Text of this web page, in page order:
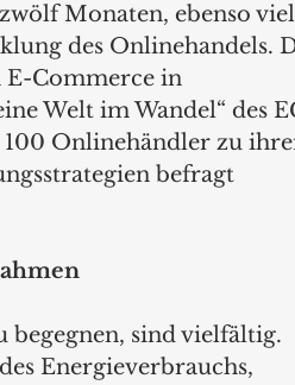
Monaten, ebenso
des Onlinehandels.
E-Commerce in
Welt im Wandel“ des
Onlinehändler zu
befragt
sind vielfältig.
Energieverbrauchs,